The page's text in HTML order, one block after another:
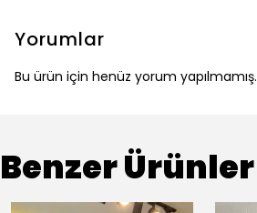
Yorumlar
Bu ürün için henüz yorum yapılmamış.
Benzer Ürünler